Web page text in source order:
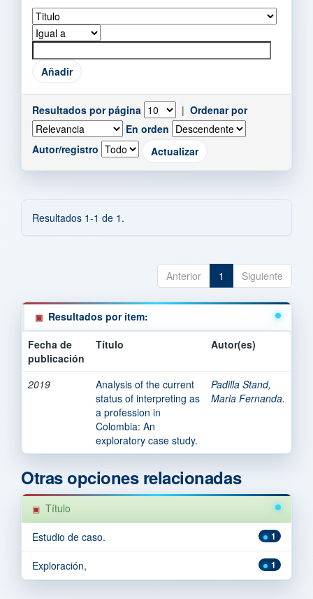
Resultados por página | Ordenar por
En orden
Autor/registro
Resultados 1-1 de 1.
Anterior 1 Siguiente
Resultados por ítem:
Fecha de
publicación
Título Autor(es)
2019
Analysis of the current
status of interpreting as
a profession in
Colombia: An
exploratory case study.
Padilla Stand,
Maria Fernanda.
Otras opciones relacionadas
Título
1
Estudio de caso.
1
Exploración,